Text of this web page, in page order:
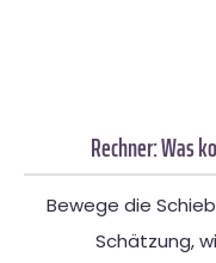
Rechner: Was
Bewege die
Schätzung,